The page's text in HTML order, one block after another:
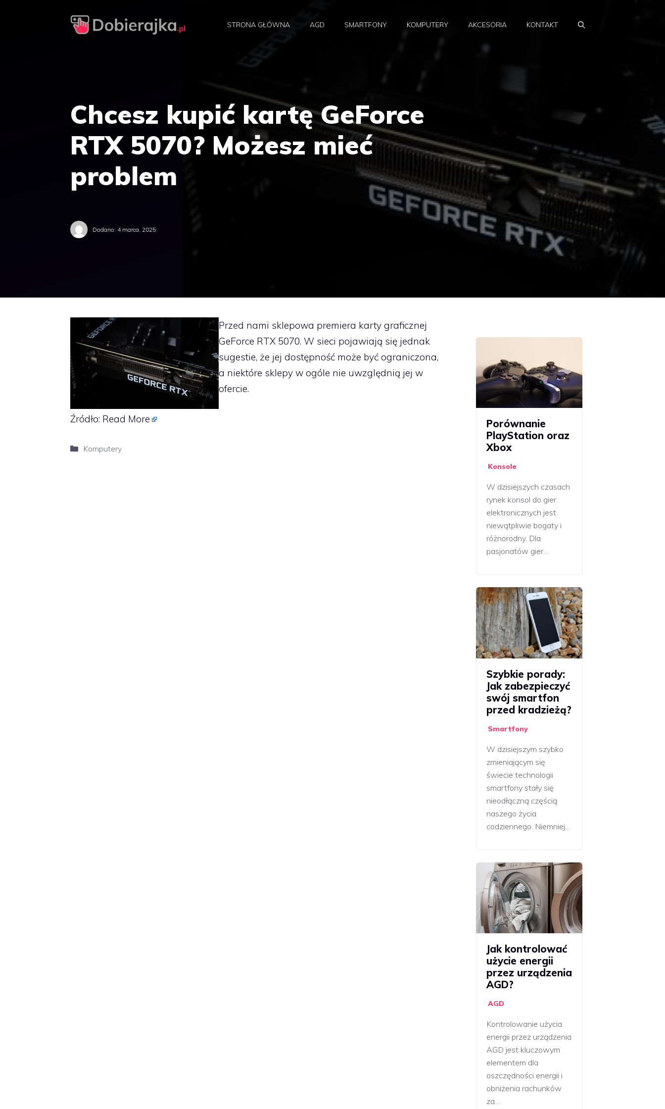
STRONA GŁÓWNA AGD SMARTFONY KOMPUTERY AKCESORIA KONTAKT
Chcesz kupić kartę GeForce
RTX 5070? Możesz mieć
problem
Dodano: 4 marca, 2025
Przed nami sklepowa premiera karty graficznej
GeForce RTX 5070. W sieci pojawiają się jednak
sugestie, że jej dostępność może być ograniczona,
a niektóre sklepy w ogóle nie uwzględnią jej w
ofercie.
Źródło: Read More
Kategorie
Komputery
Porównanie
PlayStation oraz
Xbox
Konsole
W dzisiejszych czasach
rynek konsol do gier
elektronicznych jest
niewątpliwie bogaty i
różnorodny. Dla
pasjonatów gier…
Szybkie porady:
Jak zabezpieczyć
swój smartfon
przed kradzieżą?
Smartfony
W dzisiejszym szybko
zmieniającym się
świecie technologii
smartfony stały się
nieodłączną częścią
naszego życia
codziennego. Niemniej…
Jak kontrolować
użycie energii
przez urządzenia
AGD?
AGD
Kontrolowanie użycia
energii przez urządzenia
AGD jest kluczowym
elementem dla
oszczędności energii i
obniżenia rachunków
za…